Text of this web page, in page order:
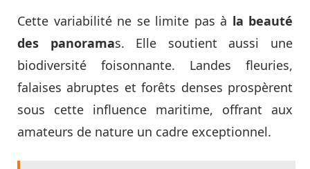
Cette variabilité ne se limite pas à la beauté
des panoramas. Elle soutient aussi une
biodiversité foisonnante. Landes fleuries,
falaises abruptes et forêts denses prospèrent
sous cette influence maritime, offrant aux
amateurs de nature un cadre exceptionnel.